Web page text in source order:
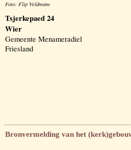
Foto: Flip Veldmans
Tsjerkepaed 24
Wier
Gemeente Menameradiel
Friesland
Bronvermelding van het